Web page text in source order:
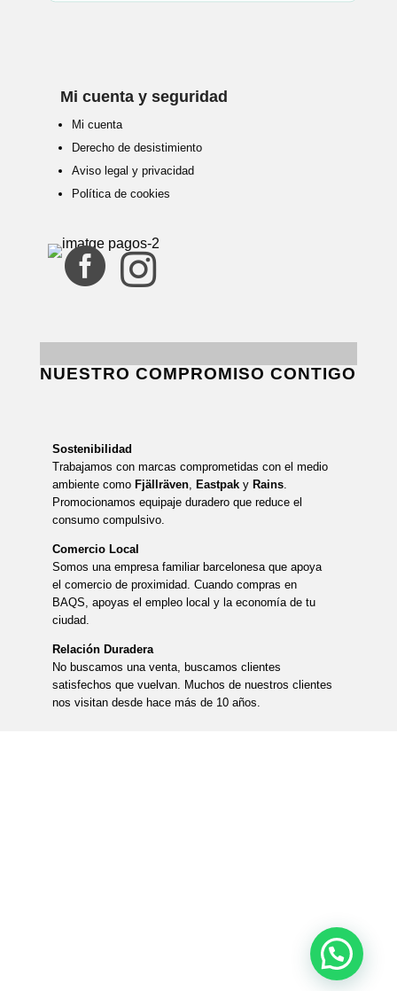
Mi cuenta y seguridad
Mi cuenta
Derecho de desistimiento
Aviso legal y privacidad
Política de cookies
 
NUESTRO COMPROMISO CONTIGO
Sostenibilidad
Trabajamos con marcas comprometidas con el medio
ambiente como Fjällräven, Eastpak y Rains.
Promocionamos equipaje duradero que reduce el
consumo compulsivo.
Comercio Local
Somos una empresa familiar barcelonesa que apoya
el comercio de proximidad. Cuando compras en
BAQS, apoyas el empleo local y la economía de tu
ciudad.
Relación Duradera
No buscamos una venta, buscamos clientes
satisfechos que vuelvan. Muchos de nuestros clientes
nos visitan desde hace más de 10 años.